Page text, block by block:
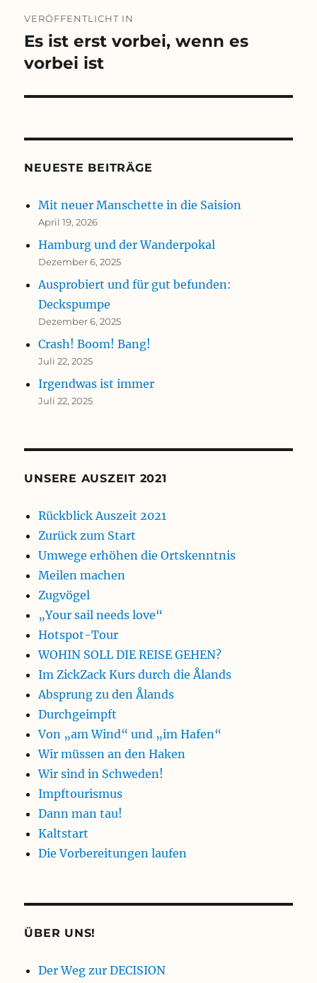
VERÖFFENTLICHT IN
Es ist erst vorbei, wenn es
vorbei ist
NEUESTE BEITRÄGE
Mit neuer Manschette in die Saision
April 19, 2026
Hamburg und der Wanderpokal
Dezember 6, 2025
Ausprobiert und für gut befunden:
Deckspumpe
Dezember 6, 2025
Crash! Boom! Bang!
Juli 22, 2025
Irgendwas ist immer
Juli 22, 2025
UNSERE AUSZEIT 2021
Rückblick Auszeit 2021
Zurück zum Start
Umwege erhöhen die Ortskenntnis
Meilen machen
Zugvögel
„Your sail needs love“
Hotspot-Tour
WOHIN SOLL DIE REISE GEHEN?
Im ZickZack Kurs durch die Ålands
Absprung zu den Ålands
Durchgeimpft
Von „am Wind“ und „im Hafen“
Wir müssen an den Haken
Wir sind in Schweden!
Impftourismus
Dann man tau!
Kaltstart
Die Vorbereitungen laufen
ÜBER UNS!
Der Weg zur DECISION